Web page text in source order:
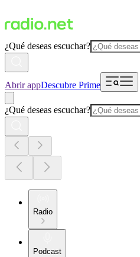
¿Qué deseas escuchar?
Abrir appDescubre Prime
¿Qué deseas escuchar?
Radio
Podcast